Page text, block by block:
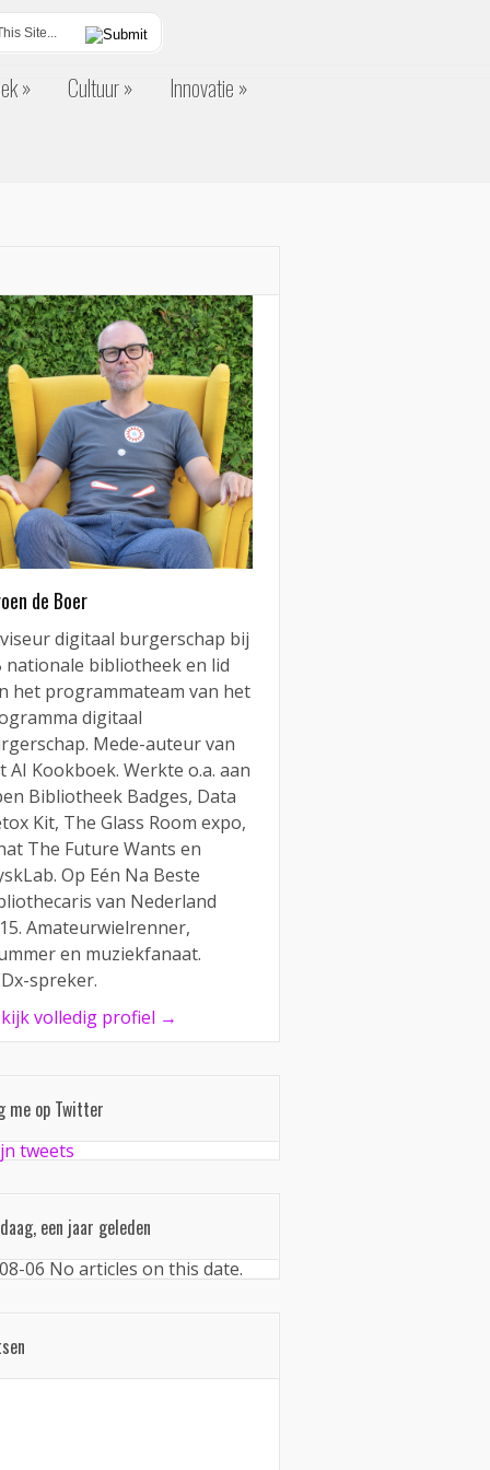
Cultuur Innovatie
de Boer
digitaal burgerschap bij
nationale bibliotheek en lid
het programmateam van het
digitaal
Mede-auteur van
AI Kookboek. Werkte o.a. aan
Bibliotheek Badges, Data
Kit, The Glass Room expo,
The Future Wants en
Op Eén Na Beste
van Nederland
Amateurwielrenner,
en muziekfanaat.
spreker.
volledig profiel →
me op Twitter
tweets
een jaar geleden
06 No articles on this date.